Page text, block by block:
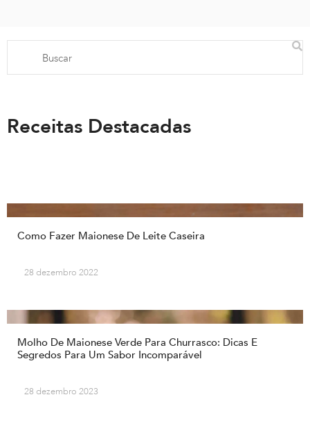
Receitas Destacadas
Como Fazer Maionese De Leite Caseira
28 dezembro 2022
Molho De Maionese Verde Para Churrasco: Dicas E
Segredos Para Um Sabor Incomparável
28 dezembro 2023